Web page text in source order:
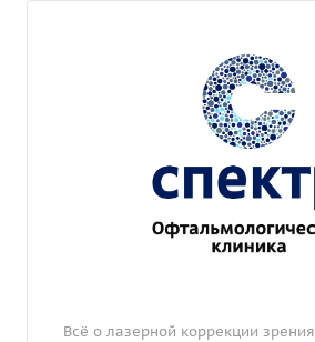
Всё о лазерной коррекции зрения